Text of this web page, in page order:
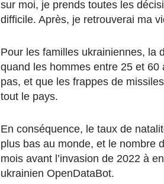
sur moi, je prends toutes les
difficile. Après, je retrouverai ma
Pour les familles ukrainiennes, la
quand les hommes entre 25 et
pas, et que les frappes de
tout le pays.
En conséquence, le taux de
plus bas au monde, et le nombre
mois avant l’invasion de 2022 à
ukrainien OpenDataBot.